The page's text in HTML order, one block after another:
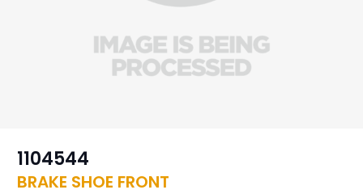
1104544
BRAKE SHOE FRONT